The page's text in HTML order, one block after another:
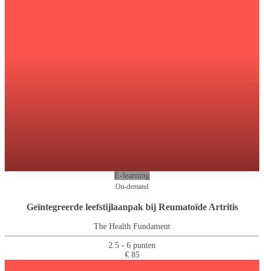
E-learning
On-demand
Geïntegreerde leefstijlaanpak bij Reumatoïde Artritis
The Health Fundament
2.5 - 6 punten
€ 85